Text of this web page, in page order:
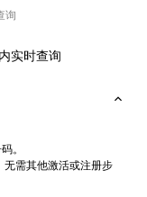
询
实时查询
。
无需其他激活或注册步